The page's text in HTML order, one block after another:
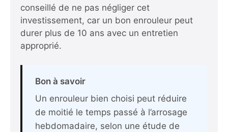
conseillé de ne pas négliger cet
investissement, car un bon enrouleur peut
durer plus de 10 ans avec un entretien
approprié.
Bon à savoir
Un enrouleur bien choisi peut réduire
de moitié le temps passé à l’arrosage
hebdomadaire, selon une étude de